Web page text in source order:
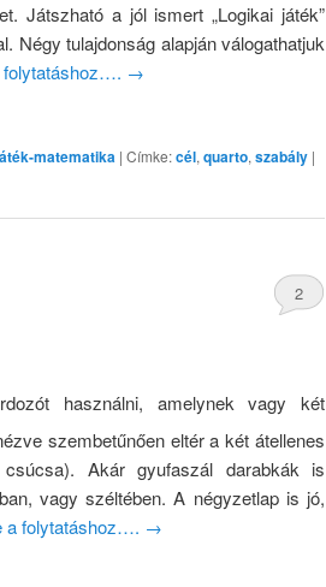
Játszható a jól ismert „Logikai játék”
Négy tulajdonság alapján válogathatjuk
folytatáshoz…. →
matematika | Címke:cél, quarto, szabály |
2
használni, amelynek vagy két
szembetűnően eltér a két átellenes
Akár gyufaszál darabkák is
vagy széltében. A négyzetlap is jó,
a folytatáshoz…. →